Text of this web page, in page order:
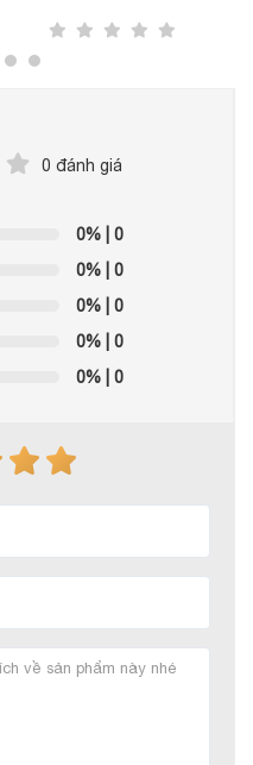
0 đánh giá
0% | 0
0% | 0
0% | 0
0% | 0
0% | 0